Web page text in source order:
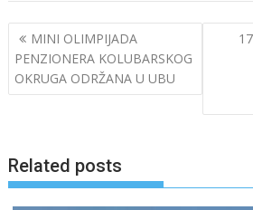
Post
navigation
MINI OLIMPIJADA
PENZIONERA KOLUBARSKOG
OKRUGA ODRŽANA U UBU
Related posts